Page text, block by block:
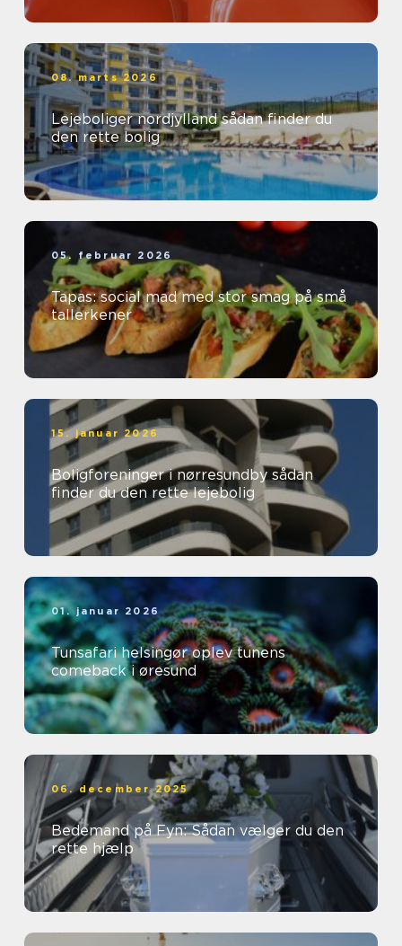
08. marts 2026
Lejeboliger nordjylland sådan finder du
den rette bolig
05. februar 2026
Tapas: social mad med stor smag på små
tallerkener
15. januar 2026
Boligforeninger i nørresundby sådan
finder du den rette lejebolig
01. januar 2026
Tunsafari helsingør oplev tunens
comeback i øresund
06. december 2025
Bedemand på Fyn: Sådan vælger du den
rette hjælp